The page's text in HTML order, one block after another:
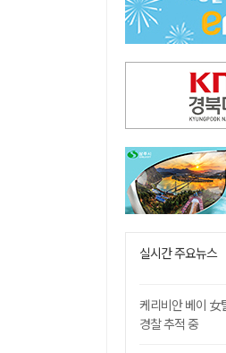
[농지 전수조사 폐해]
아쉬운 태클
실시간 주요뉴스
케리비안 베이
경찰 추적 중